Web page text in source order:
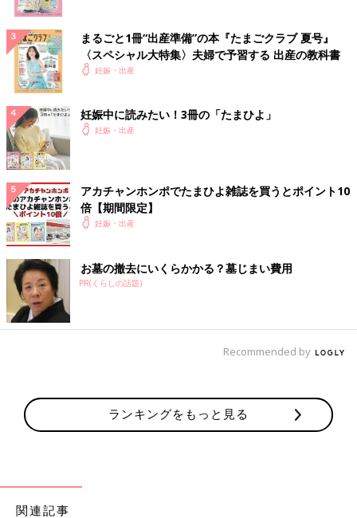
PROFILE
2019年に男の子を出産。看護師をしながらイラストレーターと
して活動中。
●Twitter：@popoko_t
●Instagram：@popokopekopoko
●ポートフォリオサイト：https://t-mari.com
【ぽぽこ】連載まん
アル出産体験談②」
まるごと1冊“出産準備”の本『たまごクラブ 夏号』
〈スペシャル大特集〉夫婦で予習する 出産の教科書
妊娠・出産
妊娠中に読みたい！3冊の「たまひよ」
妊娠・出産
アカチャンホンポでたまひよ雑誌を買うとポイント10
倍【期間限定】
妊娠・出産
お墓の撤去にいくらかかる？墓じまい費用
PR(くらしの話題)
Recommended by
ランキングをもっと見る
関連記事